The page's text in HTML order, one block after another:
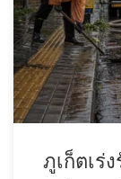
ภูเก็ตเร่